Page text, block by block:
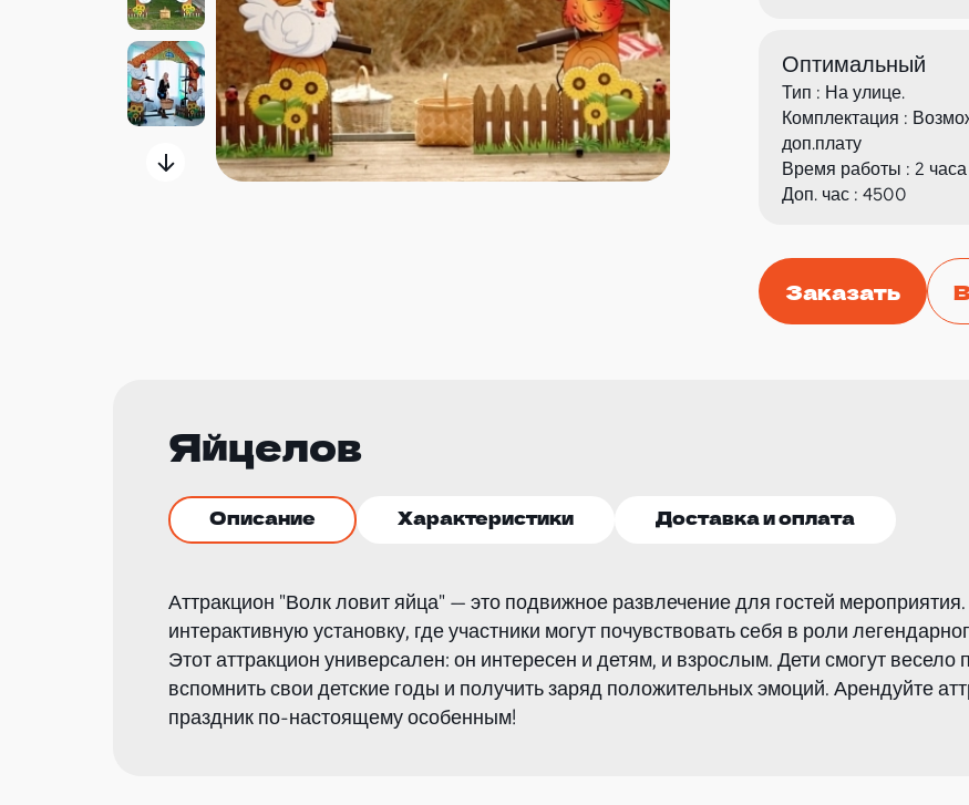
Оптимальный
Тип : На улице.
Комплектация :
доп.плату
Время работы : 2 часа
Доп. час : 4500
Заказать
Яйцелов
Описание Характеристики Доставка и оплата
Аттракцион "Волк ловит яйца" — это подвижное развлечение для гостей
интерактивную установку, где участники могут почувствовать себя в роли
Этот аттракцион универсален: он интересен и детям, и взрослым. Дети смогут
вспомнить свои детские годы и получить заряд положительных эмоций. Арендуйте
праздник по-настоящему особенным!